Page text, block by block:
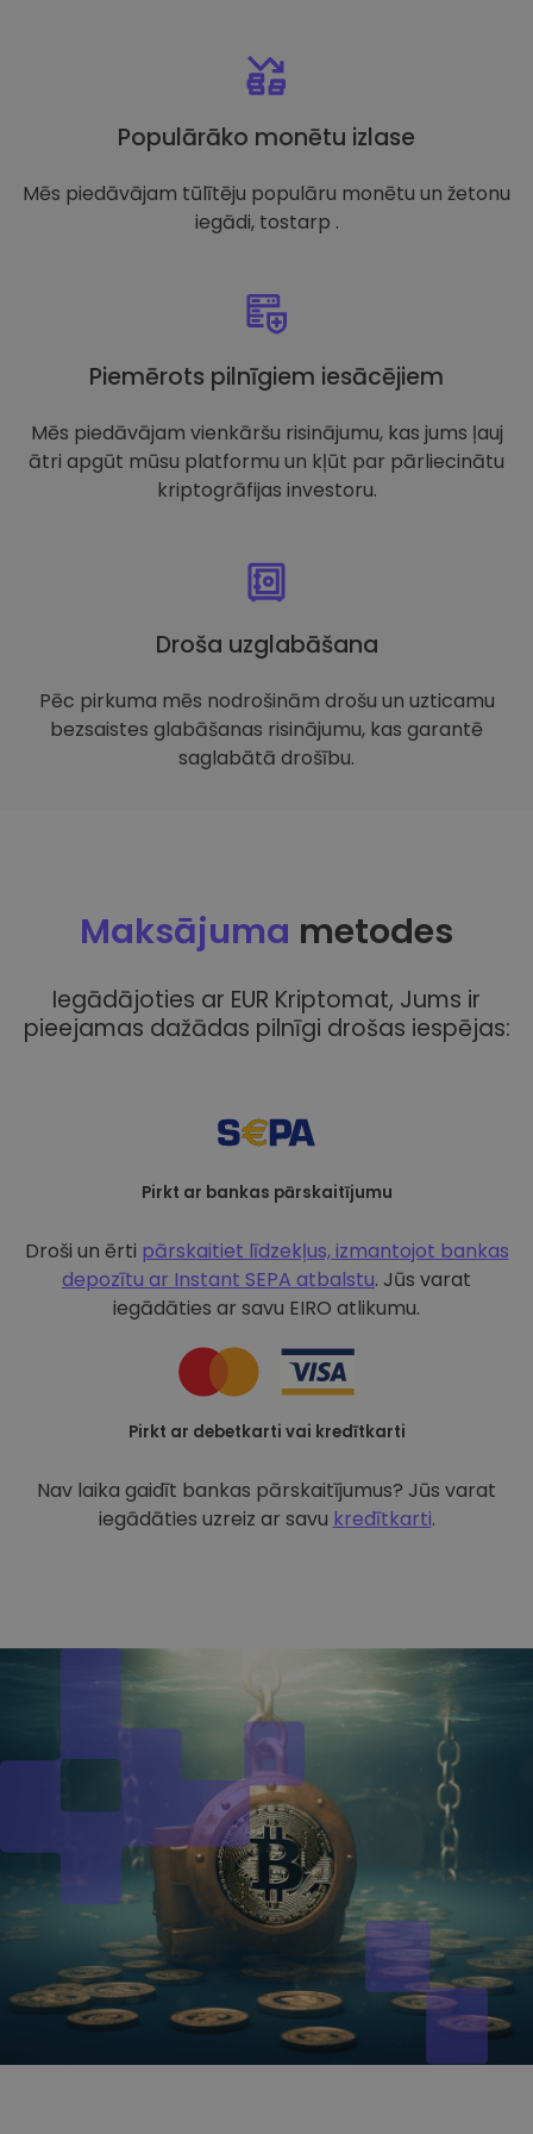
Populārāko monētu izlase
Mēs piedāvājam tūlītēju populāru monētu un žetonu
iegādi, tostarp .
Piemērots pilnīgiem iesācējiem
Mēs piedāvājam vienkāršu risinājumu, kas jums ļauj
ātri apgūt mūsu platformu un kļūt par pārliecinātu
kriptogrāfijas investoru.
Droša uzglabāšana
Pēc pirkuma mēs nodrošinām drošu un uzticamu
bezsaistes glabāšanas risinājumu, kas garantē
saglabātā drošību.
Maksājuma metodes
Iegādājoties ar EUR Kriptomat, Jums ir
pieejamas dažādas pilnīgi drošas iespējas:
Pirkt ar bankas pārskaitījumu
Droši un ērti pārskaitiet līdzekļus, izmantojot bankas
depozītu ar Instant SEPA atbalstu. Jūs varat
iegādāties ar savu EIRO atlikumu.
Pirkt ar debetkarti vai kredītkarti
Nav laika gaidīt bankas pārskaitījumus? Jūs varat
iegādāties uzreiz ar savu kredītkarti.